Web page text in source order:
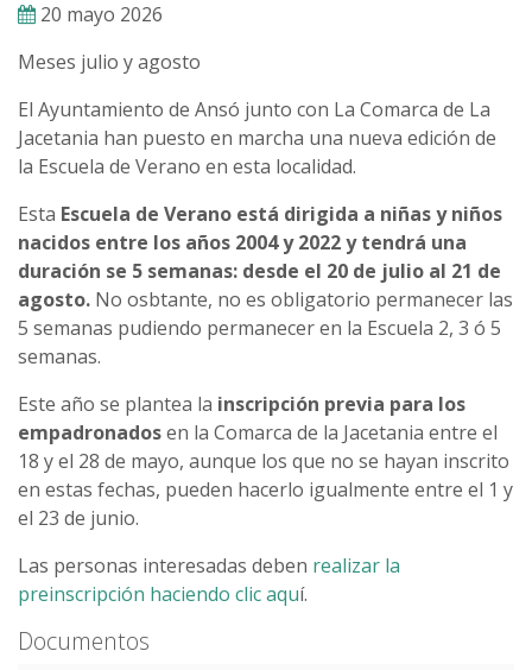
20 mayo 2026
Meses julio y agosto
El Ayuntamiento de Ansó junto con La Comarca de La
Jacetania han puesto en marcha una nueva edición de
la Escuela de Verano en esta localidad.
Esta Escuela de Verano está dirigida a niñas y niños
nacidos entre los años 2004 y 2022 y tendrá una
duración se 5 semanas: desde el 20 de julio al 21 de
agosto. No osbtante, no es obligatorio permanecer las
5 semanas pudiendo permanecer en la Escuela 2, 3 ó 5
semanas.
Este año se plantea la inscripción previa para los
empadronadosen la Comarca de la Jacetania entre el
18 y el 28 de mayo, aunque los que no se hayan inscrito
en estas fechas, pueden hacerlo igualmente entre el 1 y
el 23 de junio.
Las personas interesadas deben realizar la
preinscripción haciendo clic aquí.
Documentos